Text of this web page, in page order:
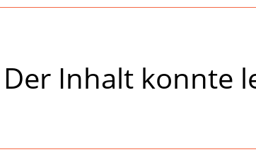
Der Inhalt konnte